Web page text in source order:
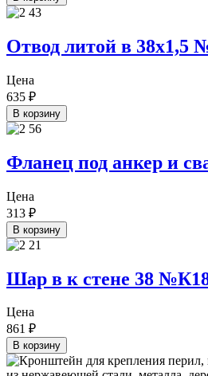
Отвод литой в 38х1,5
Цена
635 ₽
В корзину
Фланец под анкер и
Цена
313 ₽
В корзину
Шар в к стене 38
Цена
861 ₽
В корзину